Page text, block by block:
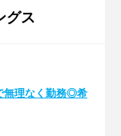
グス
無理なく勤務◎希